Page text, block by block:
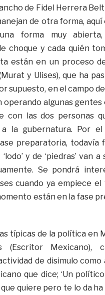
de Fidel Herrera
de otra forma, aquí
forma muy abierta,
choque y cada quién
están en un proceso
y Ulises), que ha
supuesto, en el campo
operando algunas gentes
con las dos personas
la gubernatura. Por el
preparatoria, todavía
y de ‘piedras’ van
Se pondrá
cuando ya empiece el
están en la fase
típicas de la política en
(Escritor Mexicano),
de disimulo
que dice; ‘Un
quiere pero te lo da ha